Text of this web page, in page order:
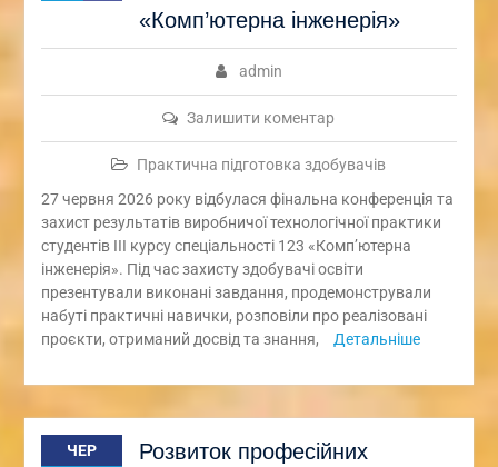
«Комп’ютерна інженерія»
admin
Залишити коментар
Практична підготовка здобувачів
27 червня 2026 року відбулася фінальна конференція та
захист результатів виробничої технологічної практики
студентів ІІІ курсу спеціальності 123 «Комп’ютерна
інженерія». Під час захисту здобувачі освіти
презентували виконані завдання, продемонстрували
набуті практичні навички, розповіли про реалізовані
проєкти, отриманий досвід та знання,
Детальніше
ЧЕР
Розвиток професійних